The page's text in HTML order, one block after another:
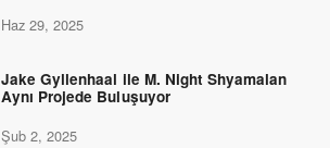
Haz 29, 2025
Jake Gyllenhaal ile M. Night Shyamalan
Aynı Projede Buluşuyor
Şub 2, 2025